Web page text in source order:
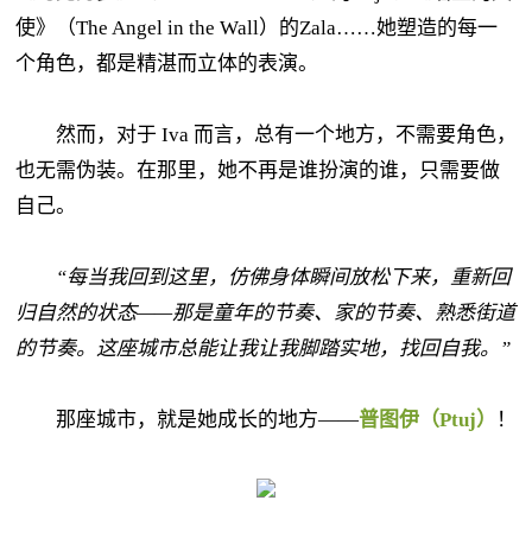
使》（The Angel in the Wall）的Zala……她塑造的每一
个角色，都是精湛而立体的表演。
然而，对于 Iva 而言，总有一个地方，不需要角色，
也无需伪装。在那里，她不再是谁扮演的谁，只需要做
自己。
“每当我回到这里，仿佛身体瞬间放松下来，重新回
归自然的状态——那是童年的节奏、家的节奏、熟悉街道
的节奏。这座城市总能让我让我脚踏实地，找回自我。”
那座城市，就是她成长的地方——普图伊（Ptuj） ！